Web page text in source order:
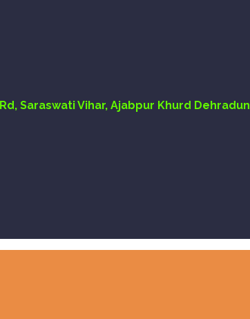
Saraswati Vihar, Ajabpur Khurd